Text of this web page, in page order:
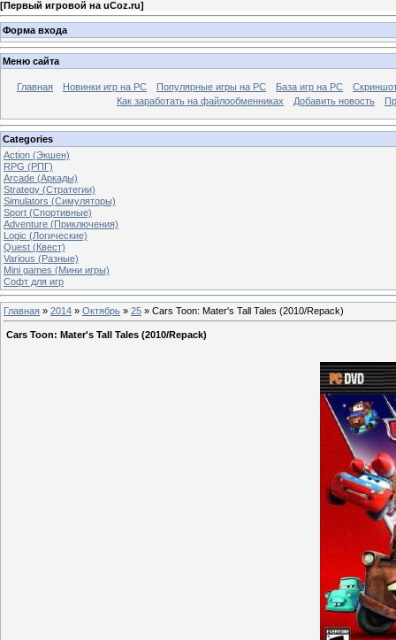
[Первый игровой на uCoz.ru]
Форма входа
Меню сайта
Главная Новинки игр на PC Популярные игры на PC База игр на РС
Как заработать на файлообменниках
Добавить новость
Categories
Action (Экшен)
RPG (РПГ)
Arcade (Аркады)
Strategy (Стратегии)
Simulators (Симуляторы)
Sport (Спортивные)
Adventure (Приключения)
Logic (Логические)
Quest (Квест)
Various (Разные)
Mini games (Мини игры)
Софт для игр
Главная » 2014 » Октябрь » 25 » Cars Toon: Mater's Tall Tales (2010/Repack)
Cars Toon: Mater's Tall Tales (2010/Repack)